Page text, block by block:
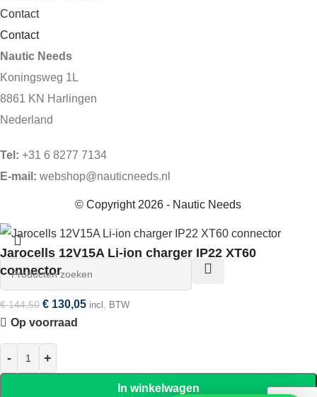
Contact
Contact
Nautic Needs
Koningsweg 1L
8861 KN Harlingen
Nederland
Tel: +31 6 8277 7134
E-mail: webshop@nauticneeds.nl
© Copyright 2026 - Nautic Needs
Jarocells 12V15A Li-ion charger IP22 XT60
connector
€144,50 € 130,05 incl. BTW
Op voorraad
In winkelwagen